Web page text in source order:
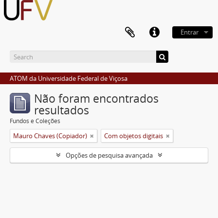
Entrar
ATOM da Universidade Federal de Viçosa
Não foram encontrados
resultados
Fundos e Coleções
Mauro Chaves (Copiador) Com objetos digitais
Opções de pesquisa avançada